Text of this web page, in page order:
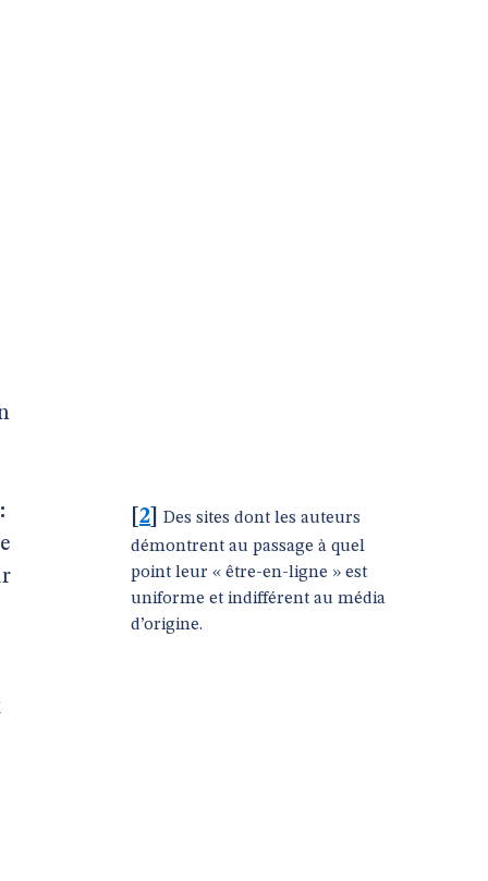
2
Des sites dont les auteurs
démontrent au passage à quel
point leur « être-en-ligne » est
uniforme et indifférent au média
d’origine.